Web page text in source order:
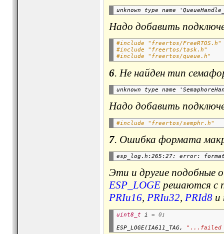
Надо добавить
#include "freertos/FreeRTOS.h"
#include "freertos/task.h"
#include "freertos/queue.h"
6. Не найден тип
Надо добавить
#include "freertos/semphr.h"
7. Ошибка формата
Эти и другие подобные
ESP_LOGEрешаются с
PRIu16, PRIu32, PRId8и
uint8_t i = 0
ESP_LOGE(IA611_TAG, "...failed